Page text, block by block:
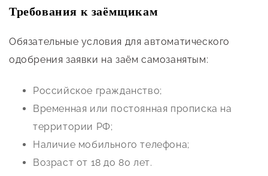
Требования к заёмщикам
Обязательные условия для автоматического
одобрения заявки на заём самозанятым:
Российское гражданство;
Временная или постоянная прописка на
территории РФ;
Наличие мобильного телефона;
Возраст от 18 до 80 лет.